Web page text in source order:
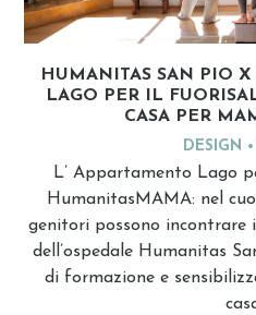
HUMANITAS SAN PIO X
LAGO PER IL
CASA PER
DESIGN
L’ Appartamento Lago
HumanitasMAMA: nel
genitori possono incontrare
dell’ospedale Humanitas
di formazione e